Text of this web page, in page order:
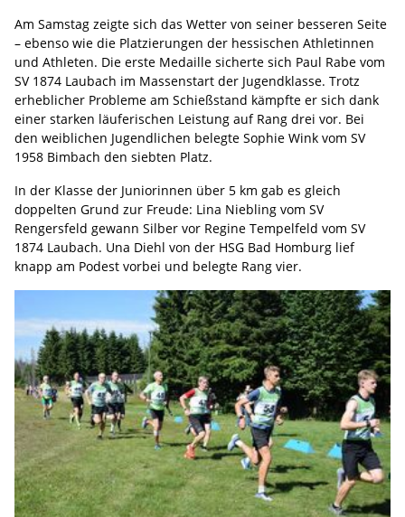
Am Samstag zeigte sich das Wetter von seiner besseren Seite
– ebenso wie die Platzierungen der hessischen Athletinnen
und Athleten. Die erste Medaille sicherte sich Paul Rabe vom
SV 1874 Laubach im Massenstart der Jugendklasse. Trotz
erheblicher Probleme am Schießstand kämpfte er sich dank
einer starken läuferischen Leistung auf Rang drei vor. Bei
den weiblichen Jugendlichen belegte Sophie Wink vom SV
1958 Bimbach den siebten Platz.
In der Klasse der Juniorinnen über 5 km gab es gleich
doppelten Grund zur Freude: Lina Niebling vom SV
Rengersfeld gewann Silber vor Regine Tempelfeld vom SV
1874 Laubach. Una Diehl von der HSG Bad Homburg lief
knapp am Podest vorbei und belegte Rang vier.